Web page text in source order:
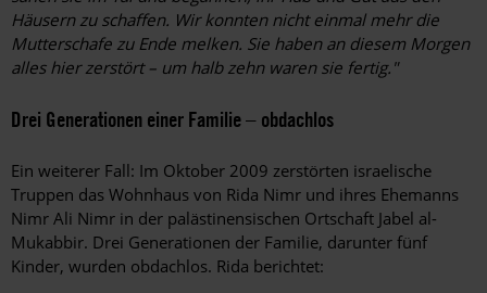
Häusern zu schaffen. Wir konnten nicht einmal mehr die
Mutterschafe zu Ende melken. Sie haben an diesem Morgen
alles hier zerstört – um halb zehn waren sie fertig."
Drei Generationen einer Familie – obdachlos
Ein weiterer Fall: Im Oktober 2009 zerstörten israelische
Truppen das Wohnhaus von Rida Nimr und ihres Ehemanns
Nimr Ali Nimr in der palästinensischen Ortschaft Jabel al-
Mukabbir. Drei Generationen der Familie, darunter fünf
Kinder, wurden obdachlos. Rida berichtet: